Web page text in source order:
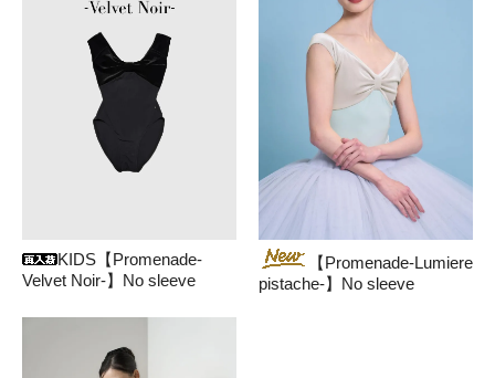
KIDS【Promenade-
Velvet Noir-】No sleeve
【Promenade-Lumiere
pistache-】No sleeve